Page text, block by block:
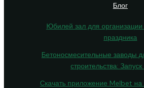
Блог
Юбилей зал для
праздника
Бетоносмесительные заводы
строительства:
Скачать приложение Melbet